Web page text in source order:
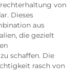
von
Dieses
aus
die gezielt
schaffen. Die
rasch von